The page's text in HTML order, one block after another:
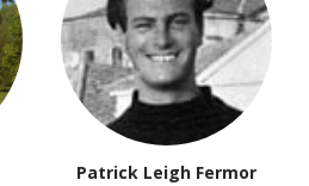
Patrick Leigh Fermor